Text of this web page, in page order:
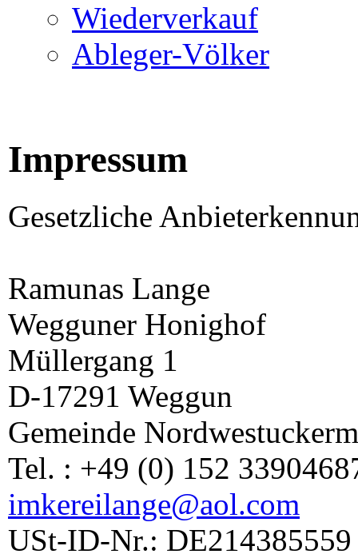
Wiederverkauf
Ableger-Völker
Impressum
Gesetzliche
Ramunas Lange
Wegguner Honighof
Müllergang 1
D-17291 Weggun
Gemeinde
Tel. : +49 (0) 152
imkereilange@aol.com
USt-ID-Nr.: DE214385559